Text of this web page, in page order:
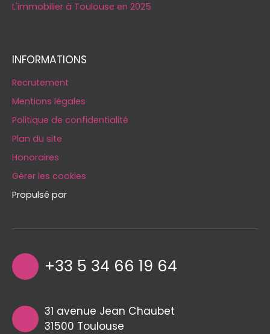
L'immobilier à Toulouse en 2025
INFORMATIONS
Recrutement
Mentions légales
Politique de confidentialité
Plan du site
Honoraires
Gérer les cookies
Propulsé par
+33 5 34 66 19 64
31 avenue Jean Chaubet
31500 Toulouse